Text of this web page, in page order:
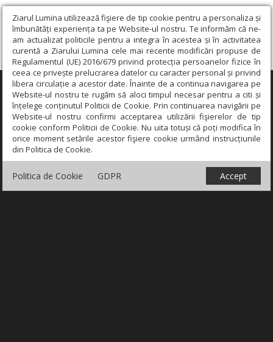
Ziarul Lumina utilizează fişiere de tip cookie pentru a personaliza și
îmbunătăți experiența ta pe Website-ul nostru. Te informăm că ne-
am actualizat politicile pentru a integra în acestea și în activitatea
curentă a Ziarului Lumina cele mai recente modificări propuse de
Regulamentul (UE) 2016/679 privind protecția persoanelor fizice în
ceea ce privește prelucrarea datelor cu caracter personal și privind
libera circulație a acestor date. Înainte de a continua navigarea pe
Website-ul nostru te rugăm să aloci timpul necesar pentru a citi și
înțelege conținutul Politicii de Cookie. Prin continuarea navigării pe
Website-ul nostru confirmi acceptarea utilizării fişierelor de tip
cookie conform Politicii de Cookie. Nu uita totuși că poți modifica în
orice moment setările acestor fişiere cookie urmând instrucțiunile
din Politica de Cookie.
Politica de Cookie GDPR Accept
×